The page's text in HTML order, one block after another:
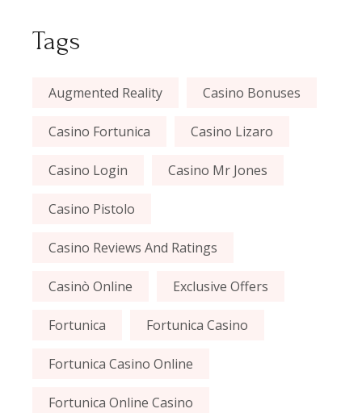
Tags
Augmented Reality Casino Bonuses
Casino Fortunica Casino Lizaro
Casino Login Casino Mr Jones
Casino Pistolo
Casino Reviews And Ratings
Casinò Online Exclusive Offers
Fortunica Fortunica Casino
Fortunica Casino Online
Fortunica Online Casino